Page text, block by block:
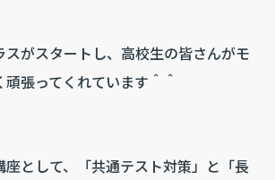
スがスタートし、高校生の皆さんがモ
張ってくれています＾＾
として、「共通テスト対策」と「長